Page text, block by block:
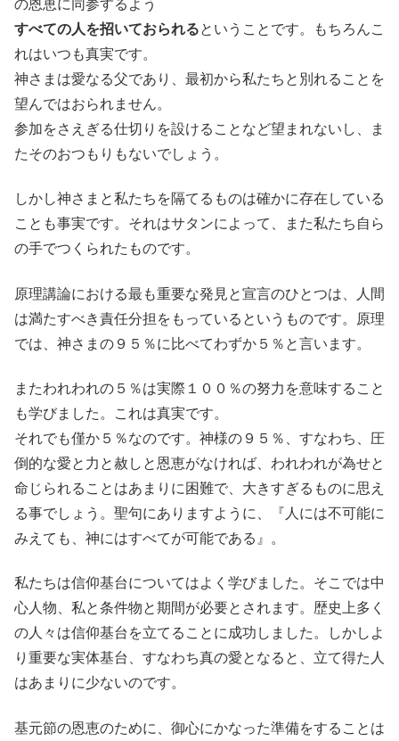
の恩恵に同参するよう
すべての人を招いておられるということです。もちろんこ
れはいつも真実です。
神さまは愛なる父であり、最初から私たちと別れることを
望んではおられません。
参加をさえぎる仕切りを設けることなど望まれないし、ま
たそのおつもりもないでしょう。
しかし神さまと私たちを隔てるものは確かに存在している
ことも事実です。それはサタンによって、また私たち自ら
の手でつくられたものです。
原理講論における最も重要な発見と宣言のひとつは、人間
は満たすべき責任分担をもっているというものです。原理
では、神さまの９５％に比べてわずか５％と言います。
またわれわれの５％は実際１００％の努力を意味すること
も学びました。これは真実です。
それでも僅か５％なのです。神様の９５％、すなわち、圧
倒的な愛と力と赦しと恩恵がなければ、われわれが為せと
命じられることはあまりに困難で、大きすぎるものに思え
る事でしょう。聖句にありますように、『人には不可能に
みえても、神にはすべてが可能である』。
私たちは信仰基台についてはよく学びました。そこでは中
心人物、私と条件物と期間が必要とされます。歴史上多く
の人々は信仰基台を立てることに成功しました。しかしよ
り重要な実体基台、すなわち真の愛となると、立て得た人
はあまりに少ないのです。
基元節の恩恵のために、御心にかなった準備をすることは